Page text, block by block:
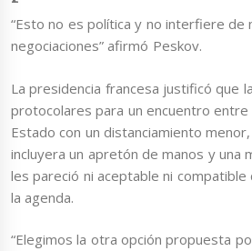
“Esto no es política y no interfiere de
negociaciones” afirmó Peskov.
La presidencia francesa justificó que
protocolares para un encuentro
Estado con un distanciamiento
incluyera un apretón de manos y una
les pareció ni aceptable ni compatible
la agenda.
“Elegimos la otra opción propuesta